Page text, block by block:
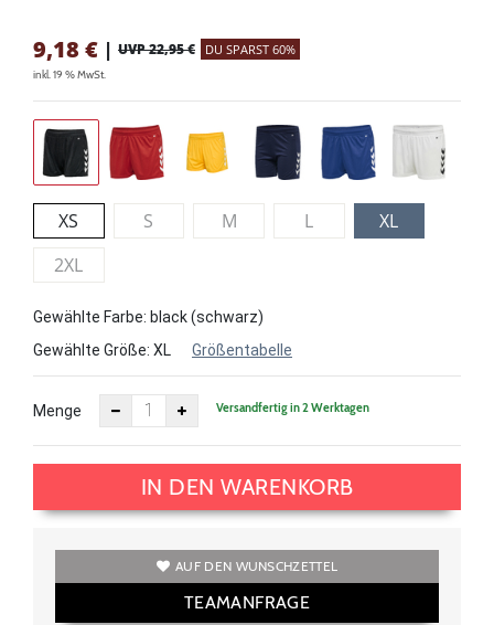
9,18 € | UVP 22,95 € DU SPARST 60%
inkl. 19 % MwSt.
XS S M L
XL
2XL
Gewählte Farbe: black (schwarz)
Gewählte Größe: XL Größentabelle
Menge Versandfertig in 2 Werktagen
IN DEN WARENKORB
AUF DEN WUNSCHZETTEL
TEAMANFRAGE